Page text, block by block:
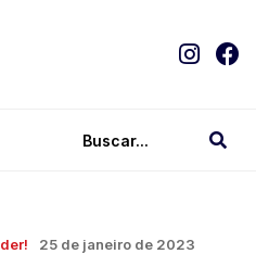
25 de janeiro de 2023